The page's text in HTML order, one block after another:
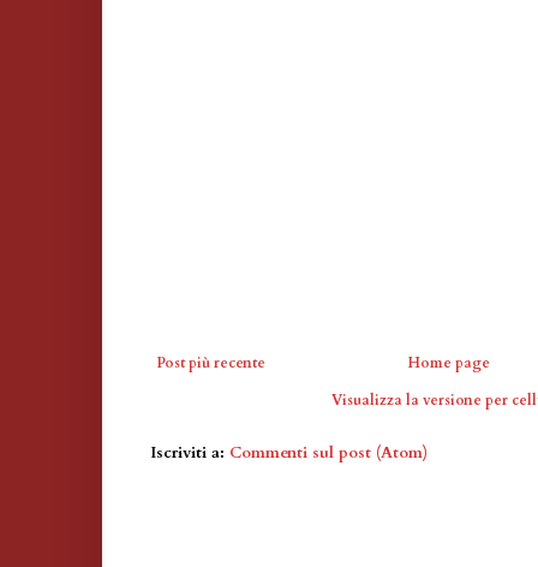
Post più recente
Home page
Visualizza la versione per
Iscriviti a: Commenti sul post (Atom)